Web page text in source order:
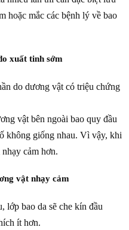
hoặc mắc các bệnh lý về bao
xuất tinh sớm
do dương vật có triệu chứng
vật bên ngoài bao quy đầu
không giống nhau. Vì vậy, khi
cảm hơn.
vật nhạy cảm
lớp bao da sẽ che kín đầu
ít hơn.